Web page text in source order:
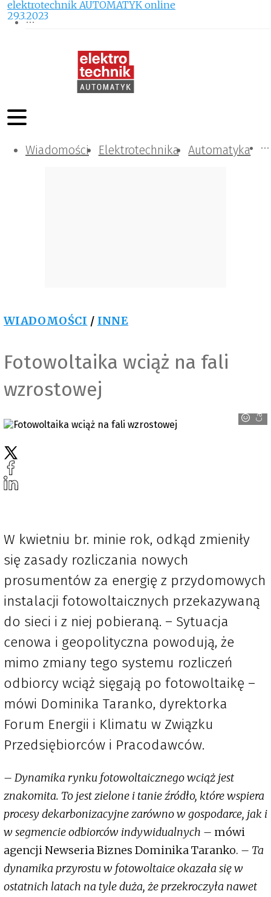
Wiadomości Elektrotechnika Automatyka
Komunikacja i IT
Kontrola
Tematy specjalne
WIADOMOŚCI / INNE
Fotowoltaika wciąż na fali
wzrostowej
Canva
elektrotechnik AUTOMATYK online
29.3.2023
W kwietniu br. minie rok, odkąd zmieniły
się zasady rozliczania nowych
prosumentów za energię z przydomowych
instalacji fotowoltaicznych przekazywaną
do sieci i z niej pobieraną. – Sytuacja
cenowa i geopolityczna powodują, że
mimo zmiany tego systemu rozliczeń
odbiorcy wciąż sięgają po fotowoltaikę –
mówi Dominika Taranko, dyrektorka
Forum Energii i Klimatu w Związku
Przedsiębiorców i Pracodawców.
– Dynamika rynku fotowoltaicznego wciąż jest
znakomita. To jest zielone i tanie źródło, które wspiera
procesy dekarbonizacyjne zarówno w gospodarce, jak i
w segmencie odbiorców indywidualnych – mówi
agencji Newseria Biznes Dominika Taranko. – Ta
dynamika przyrostu w fotowoltaice okazała się w
ostatnich latach na tyle duża, że przekroczyła nawet